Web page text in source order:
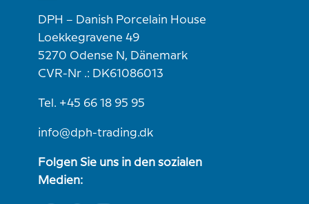
DPH – Danish Porcelain House
Loekkegravene 49
5270 Odense N, Dänemark
CVR-Nr .: DK61086013
Tel. +45 66 18 95 95
info@dph-trading.dk
Folgen Sie uns in den sozialen
Medien: